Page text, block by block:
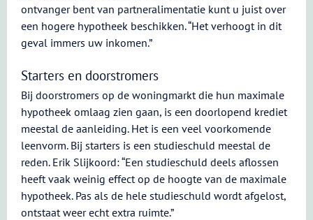
ontvanger bent van partneralimentatie kunt u juist over
een hogere hypotheek beschikken. “Het verhoogt in dit
geval immers uw inkomen.”
Starters en doorstromers
Bij doorstromers op de woningmarkt die hun maximale
hypotheek omlaag zien gaan, is een doorlopend krediet
meestal de aanleiding. Het is een veel voorkomende
leenvorm. Bij starters is een studieschuld meestal de
reden. Erik Slijkoord: “Een studieschuld deels aflossen
heeft vaak weinig effect op de hoogte van de maximale
hypotheek. Pas als de hele studieschuld wordt afgelost,
ontstaat weer echt extra ruimte.”